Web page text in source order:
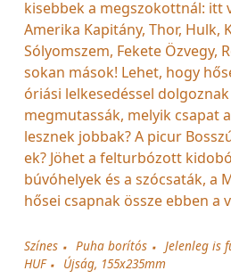
kisebbek a megszokottnál: itt
Amerika Kapitány, Thor, Hulk,
Sólyomszem, Fekete Özvegy,
sokan mások! Lehet, hogy
óriási lelkesedéssel
megmutassák, melyik csapat
lesznek jobbak? A picur
ek? Jöhet a felturbózott
búvóhelyek és a szócsaták, a
hősei csapnak össze ebben a
Színes Puha borítós Jelenleg is
HUF
Újság, 155x235mm